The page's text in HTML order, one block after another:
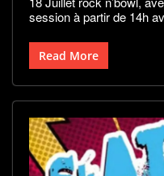
session à partir de 14h
Read More